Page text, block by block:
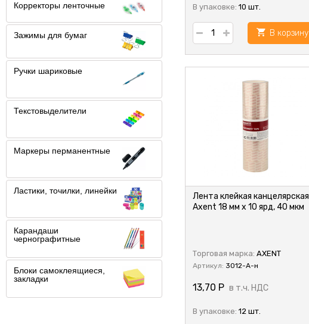
Корректоры ленточные
Зажимы для бумаг
Ручки шариковые
Текстовыделители
Маркеры перманентные
Ластики, точилки, линейки
Карандаши
чернографитные
Блоки самоклеящиеся,
закладки
В упаковке: 10 шт.
В корзину
Лента клейкая канцелярская
Axent 18 мм х 10 ярд, 40 мкм
Торговая марка: AXENT
Артикул: 3012-A-н
13,70 Р в т.ч. НДС
В упаковке: 12 шт.